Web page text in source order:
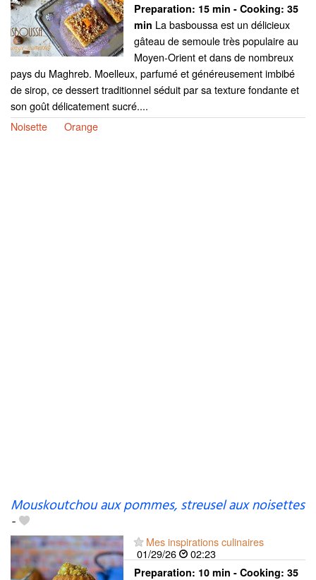
Preparation: 15 min - Cooking: 35
min La basboussa est un délicieux
gâteau de semoule très populaire au
Moyen-Orient et dans de nombreux
pays du Maghreb. Moelleux, parfumé et généreusement imbibé
de sirop, ce dessert traditionnel séduit par sa texture fondante et
son goût délicatement sucré....
Noisette
Orange
Mouskoutchou aux pommes, streusel aux noisettes
-
Mes inspirations culinaires
01/29/26
02:23
Preparation: 10 min - Cooking: 35